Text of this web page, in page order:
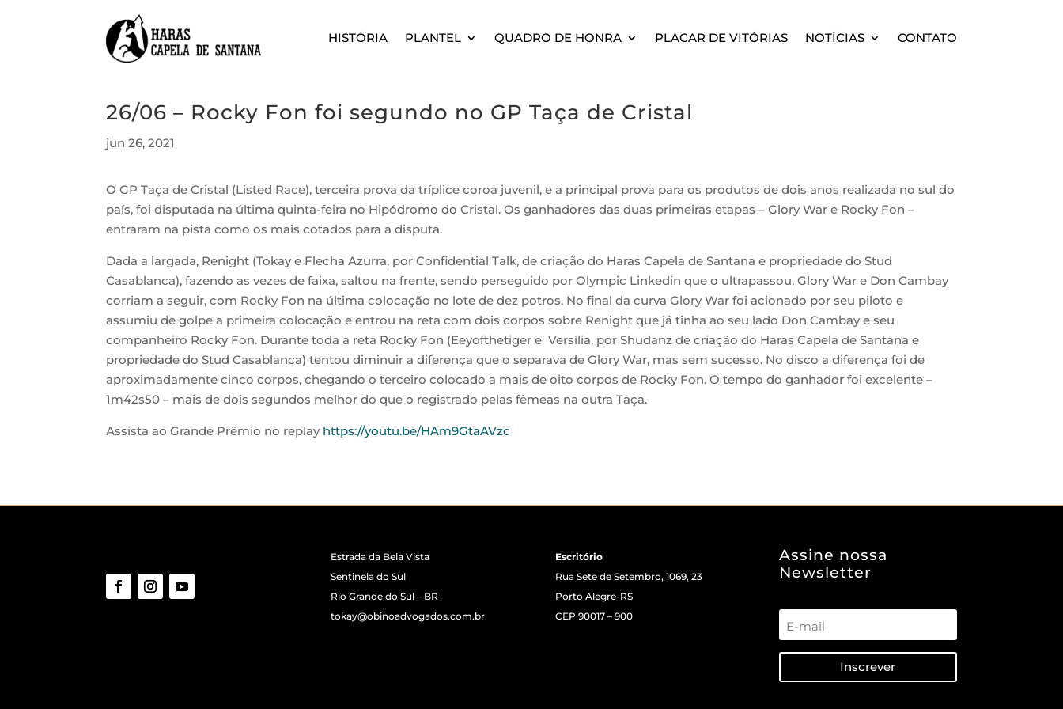
HISTÓRIA PLANTEL QUADRO DE HONRA PLACAR DE VITÓRIAS NOTÍCIAS CONTATO
26/06 – Rocky Fon foi segundo no GP Taça de Cristal
jun 26, 2021
O GP Taça de Cristal (Listed Race), terceira prova da tríplice coroa juvenil, e a principal prova para os produtos de dois anos realizada no sul do
país, foi disputada na última quinta-feira no Hipódromo do Cristal. Os ganhadores das duas primeiras etapas – Glory War e Rocky Fon –
entraram na pista como os mais cotados para a disputa.
Dada a largada, Renight (Tokay e Flecha Azurra, por Confidential Talk, de criação do Haras Capela de Santana e propriedade do Stud
Casablanca), fazendo as vezes de faixa, saltou na frente, sendo perseguido por Olympic Linkedin que o ultrapassou, Glory War e Don Cambay
corriam a seguir, com Rocky Fon na última colocação no lote de dez potros. No final da curva Glory War foi acionado por seu piloto e
assumiu de golpe a primeira colocação e entrou na reta com dois corpos sobre Renight que já tinha ao seu lado Don Cambay e seu
companheiro Rocky Fon. Durante toda a reta Rocky Fon (Eeyofthetiger e Versília, por Shudanz de criação do Haras Capela de Santana e
propriedade do Stud Casablanca) tentou diminuir a diferença que o separava de Glory War, mas sem sucesso. No disco a diferença foi de
aproximadamente cinco corpos, chegando o terceiro colocado a mais de oito corpos de Rocky Fon. O tempo do ganhador foi excelente –
1m42s50 – mais de dois segundos melhor do que o registrado pelas fêmeas na outra Taça.
Assista ao Grande Prêmio no replay https://youtu.be/HAm9GtaAVzc
Estrada da Bela Vista
Sentinela do Sul
Rio Grande do Sul – BR
tokay@obinoadvogados.com.br
Escritório
Rua Sete de Setembro, 1069, 23
Porto Alegre-RS
CEP 90017 – 900
Assine nossa
Newsletter
Inscrever